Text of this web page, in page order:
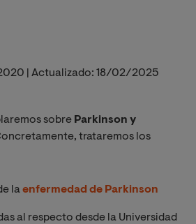
Actualizado: 18/02/2025
sobre Parkinson y
trataremos los
laenfermedad de Parkinson
al respecto desde la Universidad